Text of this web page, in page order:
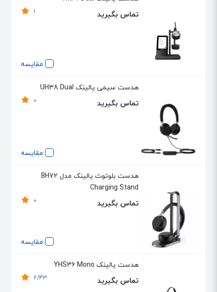
مقایسه
1 تماس بگیرید
مقایسه
هدست سیمی یالینک UH38 Dual
0 تماس بگیرید
مقایسه
هدست بلوتوث یالینک مدل BH72
Charging Stand
0 تماس بگیرید
هدست یالینک YHS36 Mono
2/43 تماس بگیرید